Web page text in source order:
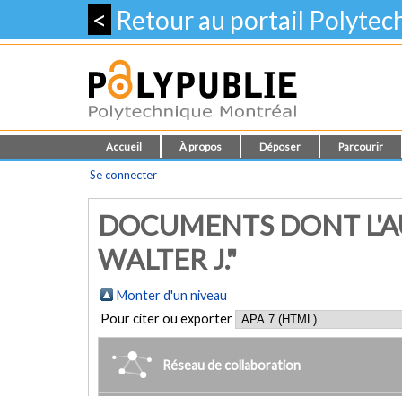
< Retour au portail
Accueil À propos Déposer Parcourir
Se connecter
DOCUMENTS DONT
WALTER J."
Monter d'un niveau
Pour citer ou exporter
Réseau de collaboration